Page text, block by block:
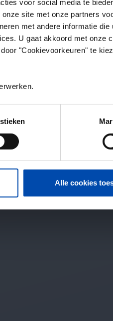
voor social media te
site met onze partners
met andere informatie die
U gaat akkoord met onze
"Cookievoorkeuren" te
Alle cookies